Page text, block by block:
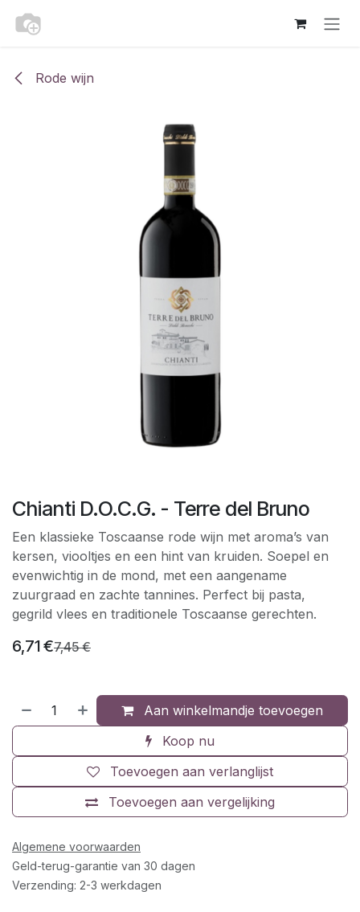
Rode wijn
Chianti D.O.C.G. - Terre del Bruno
Een klassieke Toscaanse rode wijn met aroma’s van
kersen, viooltjes en een hint van kruiden. Soepel en
evenwichtig in de mond, met een aangename
zuurgraad en zachte tannines. Perfect bij pasta,
gegrild vlees en traditionele Toscaanse gerechten.
6,71€7,45€
Aan winkelmandje toevoegen
Koop nu
Toevoegen aan vergelijking
Toevoegen aan verlanglijst
Algemene voorwaarden
Geld-terug-garantie van 30 dagen
Verzending: 2-3 werkdagen